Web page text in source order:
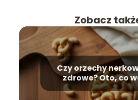
Zobacz
Czy orzechy
zdrowe? Oto, co
wiedzieć